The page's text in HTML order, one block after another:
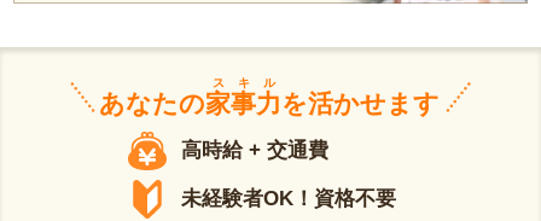
あなたの家事力
スキル
を活かせます
高時給 + 交通費
未経験者OK！資格不要